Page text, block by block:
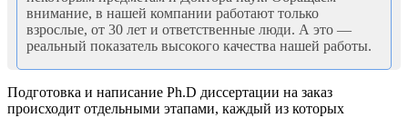
внимание, в нашей компании работают только
взрослые, от 30 лет и ответственные люди. А это —
реальный показатель высокого качества нашей работы.
Подготовка и написание Ph.D диссертации на заказ
происходит отдельными этапами, каждый из которых